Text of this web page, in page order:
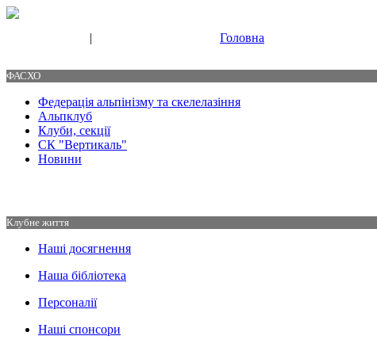
| Головна
ФАСХО
Федерація альпінізму та скелелазіння
Альпклуб
Клуби, секції
СК "Вертикаль"
Новини
Клубне життя
Наші досягнення
Наша бібліотека
Персоналії
Наші спонсори